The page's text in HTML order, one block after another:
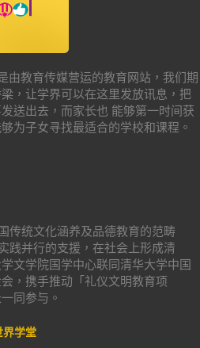
由教育传媒营运的教育网站，我们期
，让学界可以在这里发放讯息，把
送出去，而家长也 能够第一时间获
为子女寻找最适合的学校和课程。
传统文化涵养及品德教育的范畴
践并行的支援，在社会上形成清
文学院国学中心联同清华大学中国
，携手推动「礼仪文明教育项
同参与。
界学堂